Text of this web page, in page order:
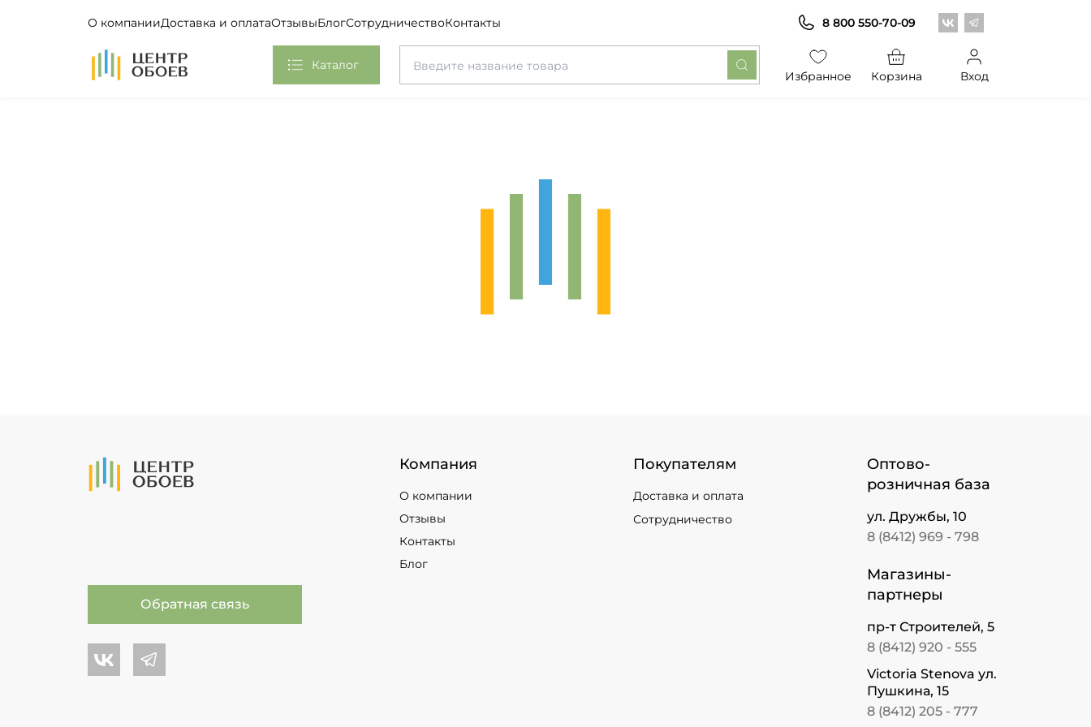
О компанииДоставка и оплатаОтзывыБлогСотрудничествоКонтакты Центр обоев во
Центр обоев в
8 800 550-70-09
На Главную
Каталог
Избранное Корзина Вход
На Главную Компания
О компании
Отзывы
Контакты
Блог
Покупателям
Доставка и оплата
Сотрудничество
Оптово-
розничная база
ул. Дружбы, 10
8 (8412) 969 - 798
Магазины-
партнеры
пр-т Строителей, 5
8 (8412) 920 - 555
Victoria Stenova ул.
Пушкина, 15
8 (8412) 205 - 777
Обратная связь
Центр обоев во Вконтакте
Центр обоев в Телеграме